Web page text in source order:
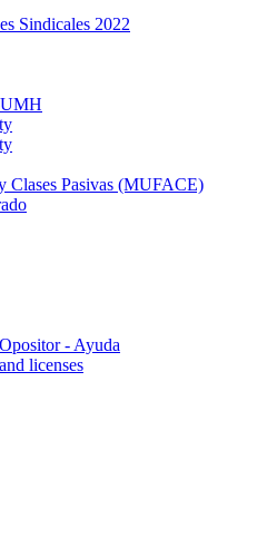
Sindicales 2022
UMH
Clases Pasivas (MUFACE)
- Ayuda
licenses